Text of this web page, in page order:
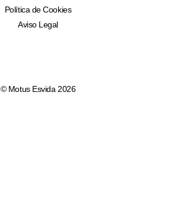
Política de Cookies
Aviso Legal
© Motus Esvida 2026